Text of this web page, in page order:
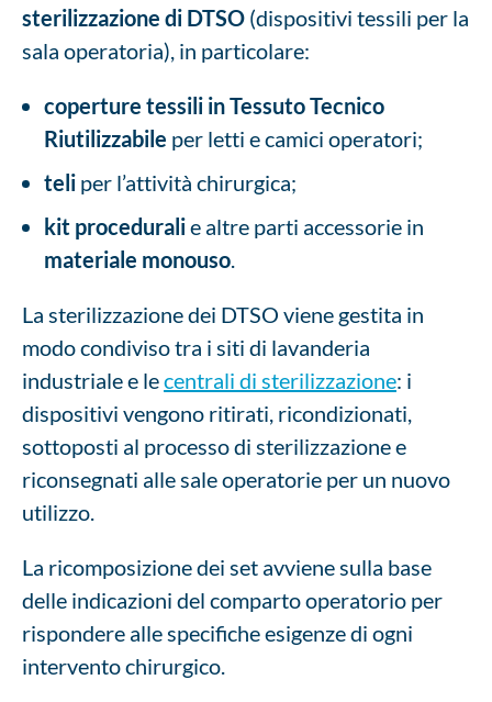
sterilizzazione di DTSO (dispositivi tessili per la
sala operatoria), in particolare:
coperture tessili in Tessuto Tecnico
Riutilizzabile per letti e camici operatori;
teli per l’attività chirurgica;
kit proceduralie altre parti accessorie in
materiale monouso.
La sterilizzazione dei DTSO viene gestita in
modo condiviso tra i siti di lavanderia
industriale e lecentrali di sterilizzazione: i
dispositivi vengono ritirati, ricondizionati,
sottoposti al processo di sterilizzazione e
riconsegnati alle sale operatorie per un nuovo
utilizzo.
La ricomposizione dei set avviene sulla base
delle indicazioni del comparto operatorio per
rispondere alle specifiche esigenze di ogni
intervento chirurgico.